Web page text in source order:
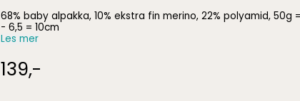
68% baby alpakka, 10% ekstra fin merino, 22% polyamid, 50g
- 6,5 = 10cm
Les mer
139,-